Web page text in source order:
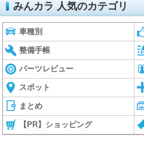
みんカラ 人気のカテゴリ
車種別
整備手帳
パーツレビュー
スポット
まとめ
【PR】ショッピング